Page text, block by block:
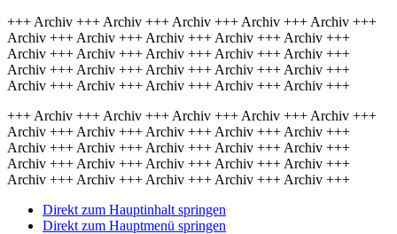
+++ Archiv +++ Archiv +++ Archiv +++ Archiv +++ Archiv +++
Archiv +++ Archiv +++ Archiv +++ Archiv +++ Archiv +++
Archiv +++ Archiv +++ Archiv +++ Archiv +++ Archiv +++
Archiv +++ Archiv +++ Archiv +++ Archiv +++ Archiv +++
Archiv +++ Archiv +++ Archiv +++ Archiv +++ Archiv +++
+++ Archiv +++ Archiv +++ Archiv +++ Archiv +++ Archiv +++
Archiv +++ Archiv +++ Archiv +++ Archiv +++ Archiv +++
Archiv +++ Archiv +++ Archiv +++ Archiv +++ Archiv +++
Archiv +++ Archiv +++ Archiv +++ Archiv +++ Archiv +++
Archiv +++ Archiv +++ Archiv +++ Archiv +++ Archiv +++
Direkt zum Hauptinhalt springen
Direkt zum Hauptmenü springen